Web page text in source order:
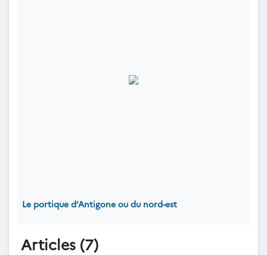
Le portique d’Antigone ou du nord-est
Articles (7)